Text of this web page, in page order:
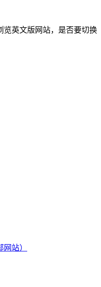
览英文版网站，是否要切换
站）